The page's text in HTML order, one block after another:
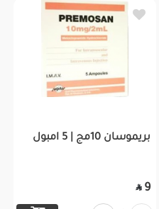
بريموسان 10مج | 5 امبول
9
